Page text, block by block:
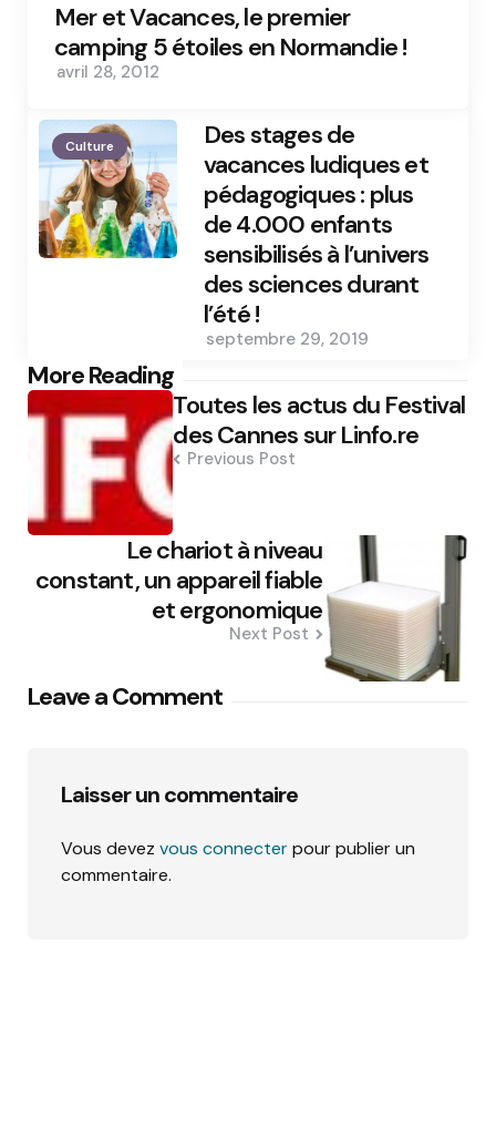
Mer et Vacances, le premier
camping 5 étoiles en Normandie !
avril 28, 2012
Culture
Des stages de
vacances ludiques et
pédagogiques : plus
de 4.000 enfants
sensibilisés à l’univers
des sciences durant
l’été !
septembre 29, 2019
More Reading
Post
navigation Toutes les actus du Festival
des Cannes sur Linfo.re
Previous Post
Le chariot à niveau
constant, un appareil fiable
et ergonomique
Next Post
Leave a Comment
Laisser un commentaire
Vous devez vous connecterpour publier un
commentaire.